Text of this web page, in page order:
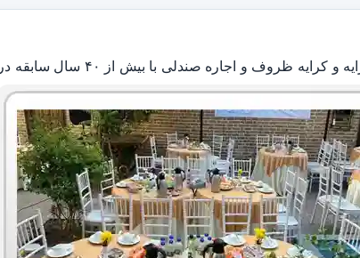
عرضه کننده انواع ظروف کرایه و کرایه ظروف و اجاره صندلی با بیش از ۴۰ سال